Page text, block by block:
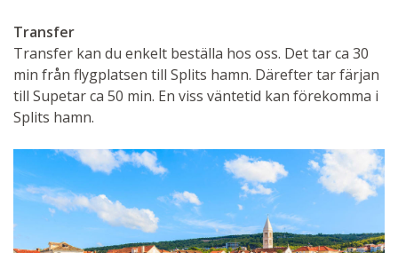
Transfer
Transfer kan du enkelt beställa hos oss. Det tar ca 30
min från flygplatsen till Splits hamn. Därefter tar färjan
till Supetar ca 50 min. En viss väntetid kan förekomma i
Splits hamn.